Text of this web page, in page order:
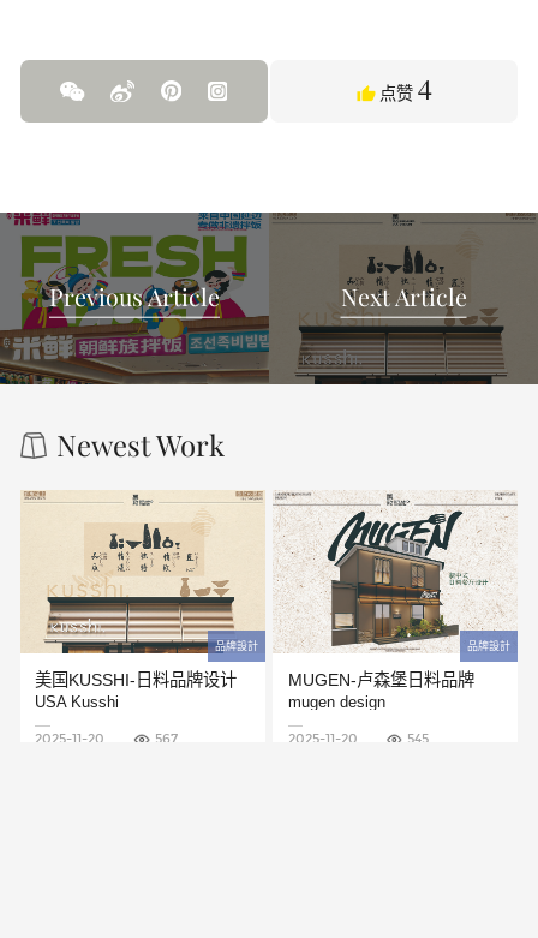
点赞 4
Previous Article Next Article
Newest Work
品牌設計
美国KUSSHI-日料品牌设计
USA Kusshi
2025-11-20 567
品牌設計
MUGEN-卢森堡日料品牌
mugen design
2025-11-20 545